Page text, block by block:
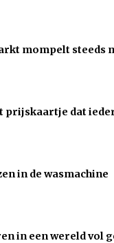
mompelt steeds
prijskaartje dat
in de wasmachine
in een wereld vol